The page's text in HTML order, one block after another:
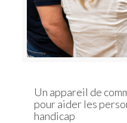
Un appareil de
pour aider les
handicap